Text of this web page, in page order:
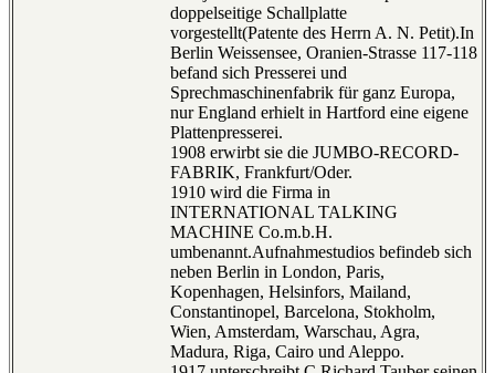
doppelseitige Schallplatte
vorgestellt(Patente des Herrn A. N. Petit).In
Berlin Weissensee, Oranien-Strasse 117-118
befand sich Presserei und
Sprechmaschinenfabrik für ganz Europa,
nur England erhielt in Hartford eine eigene
Plattenpresserei.
1908 erwirbt sie die JUMBO-RECORD-
FABRIK, Frankfurt/Oder.
1910 wird die Firma in
INTERNATIONAL TALKING
MACHINE Co.m.b.H.
umbenannt.Aufnahmestudios befindeb sich
neben Berlin in London, Paris,
Kopenhagen, Helsinfors, Mailand,
Constantinopel, Barcelona, Stokholm,
Wien, Amsterdam, Warschau, Agra,
Madura, Riga, Cairo und Aleppo.